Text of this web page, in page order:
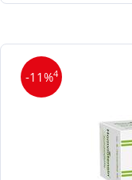
-11%4